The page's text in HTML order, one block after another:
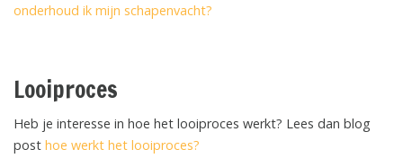
onderhoud ik mijn schapenvacht?
Looiproces
Heb je interesse in hoe het looiproces werkt? Lees dan blog
post hoe werkt het looiproces?